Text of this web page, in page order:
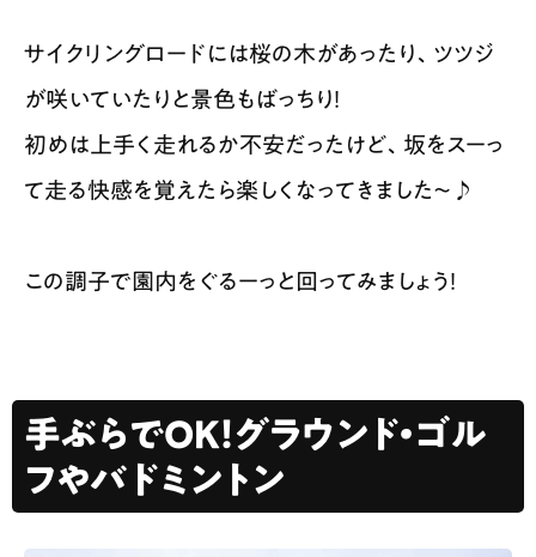
サイクリングロードには桜の木があったり、ツツジ
が咲いていたりと景色もばっちり！
初めは上手く走れるか不安だったけど、坂をスーっ
て走る快感を覚えたら楽しくなってきました～♪
この調子で園内をぐるーっと回ってみましょう！
手ぶらでOK！グラウンド・ゴル
フやバドミントン